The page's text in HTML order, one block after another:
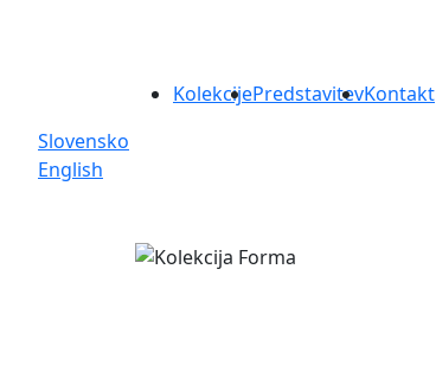
KolekcijePredstavitevKontakt
Slovensko
English